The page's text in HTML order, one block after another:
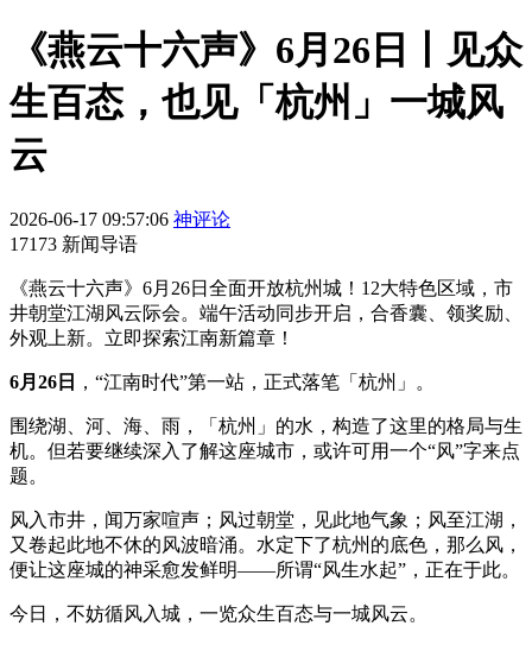
《燕云十六声》6月26日丨见众
生百态，也见「杭州」一城风
云
2026-06-17 09:57:06 神评论
17173 新闻导语
《燕云十六声》6月26日全面开放杭州城！12大特色区域，市
井朝堂江湖风云际会。端午活动同步开启，合香囊、领奖励、
外观上新。立即探索江南新篇章！
6月26日 ，“江南时代”第一站，正式落笔「杭州」。
围绕湖、河、海、雨，「杭州」的水，构造了这里的格局与生
机。但若要继续深入了解这座城市，或许可用一个“风”字来点
题。
风入市井，闻万家喧声；风过朝堂，见此地气象；风至江湖，
又卷起此地不休的风波暗涌。水定下了杭州的底色，那么风，
便让这座城的神采愈发鲜明——所谓“风生水起”，正在于此。
今日，不妨循风入城，一览众生百态与一城风云。